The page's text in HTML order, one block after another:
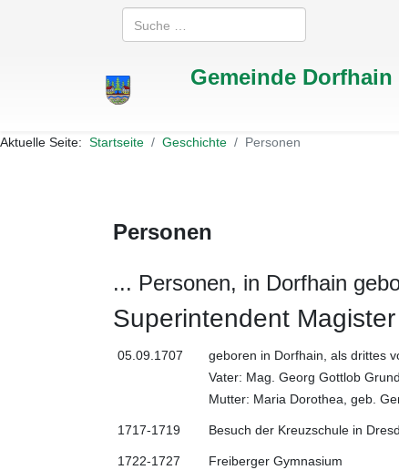
Suchen
Gemeinde Dorfhain
Aktuelle Seite: Startseite Geschichte Personen
Personen
... Personen, in Dorfhain
Superintendent
05.09.1707
geboren in Dorfhain, als drittes
Vater: Mag. Georg Gottlob
Mutter: Maria Dorothea, geb.
1717-1719
Besuch der Kreuzschule in
1722-1727
Freiberger Gymnasium